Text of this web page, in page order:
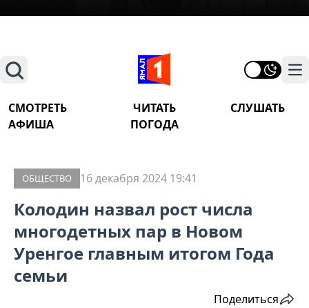
Поиск
СМОТРЕТЬ ЧИТАТЬ
СЛУШАТЬ
АФИША
ПОГОДА
ОБЩЕСТВО 16 декабря 2024 19:41
Колодин назвал рост числа
многодетных пар в Новом
Уренгое главным итогом Года
семьи
Поделиться